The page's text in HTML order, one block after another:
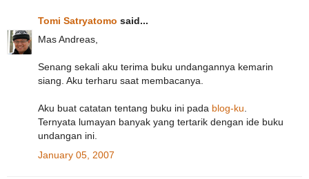
Tomi Satryatomo said...
Mas Andreas,
Senang sekali aku terima buku undangannya kemarin
siang. Aku terharu saat membacanya.
Aku buat catatan tentang buku ini pada blog-ku.
Ternyata lumayan banyak yang tertarik dengan ide buku
undangan ini.
January 05, 2007